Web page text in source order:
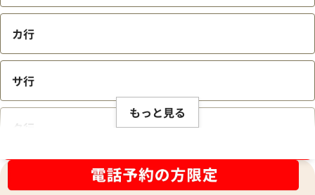
カ行
サ行
タ行
もっと見る